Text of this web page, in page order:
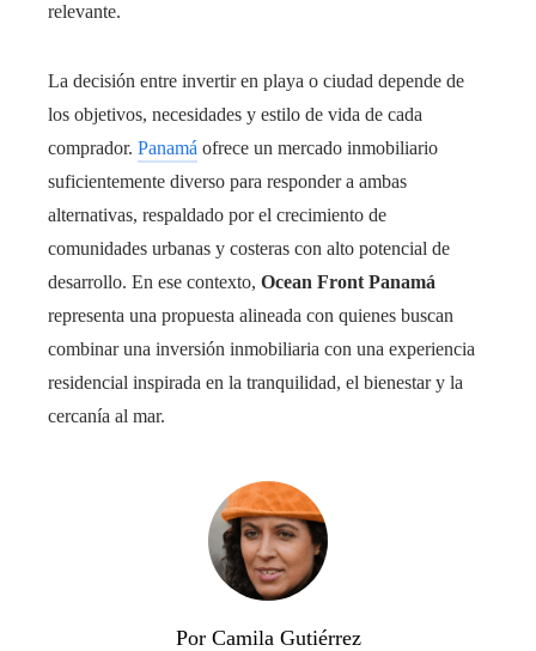
relevante.
La decisión entre invertir en playa o ciudad depende de
los objetivos, necesidades y estilo de vida de cada
comprador. Panamá ofrece un mercado inmobiliario
suficientemente diverso para responder a ambas
alternativas, respaldado por el crecimiento de
comunidades urbanas y costeras con alto potencial de
desarrollo. En ese contexto, Ocean Front Panamá
representa una propuesta alineada con quienes buscan
combinar una inversión inmobiliaria con una experiencia
residencial inspirada en la tranquilidad, el bienestar y la
cercanía al mar.
Por Camila Gutiérrez